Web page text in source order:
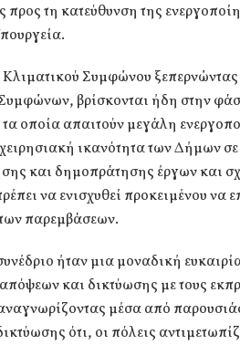
προς τη κατεύθυνση της
Συμφώνου
βρίσκονται ήδη στην
οποία απαιτούν μεγάλη
ικανότητα των Δήμων
και δημοπράτησης έργων και
να ενισχυθεί προκειμένου να
παρεμβάσεων.
ήταν μια μοναδική
και δικτύωσης με τους
μέσα από
ότι, οι πόλεις